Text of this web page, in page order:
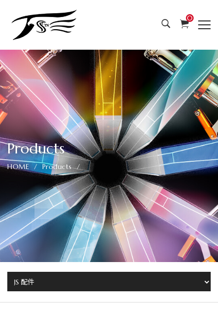
專
業
製
爪
最
好
用
的
娃
娃
機
爪
品
0
Products
HOME Products